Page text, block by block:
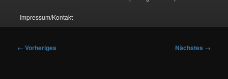
Impressum/Kontakt
Bilder-
← Vorheriges Nächstes →